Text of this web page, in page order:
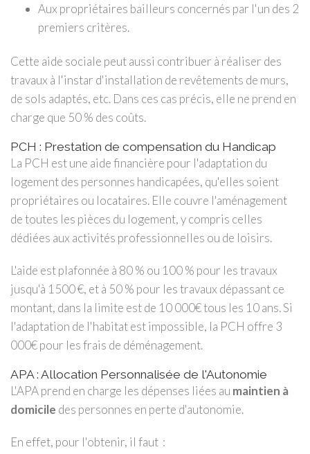
Aux propriétaires bailleurs concernés par l'un des 2
premiers critères.
Cette aide sociale peut aussi contribuer à réaliser des
travaux à l'instar d'installation de revêtements de murs,
de sols adaptés, etc. Dans ces cas précis, elle ne prend en
charge que 50 % des coûts.
PCH : Prestation de compensation du Handicap
La PCH est une aide financière pour l'adaptation du
logement des personnes handicapées, qu'elles soient
propriétaires ou locataires. Elle couvre l'aménagement
de toutes les pièces du logement, y compris celles
dédiées aux activités professionnelles ou de loisirs.
L'aide est plafonnée à 80 % ou 100 % pour les travaux
jusqu'à 1500 €, et à 50 % pour les travaux dépassant ce
montant, dans la limite est de 10 000€ tous les 10 ans. Si
l'adaptation de l'habitat est impossible, la PCH offre 3
000€ pour les frais de déménagement.
APA : Allocation Personnalisée de l'Autonomie
L'APA prend en charge les dépenses liées au maintien à
domicile des personnes en perte d'autonomie.
En effet, pour l'obtenir, il faut :